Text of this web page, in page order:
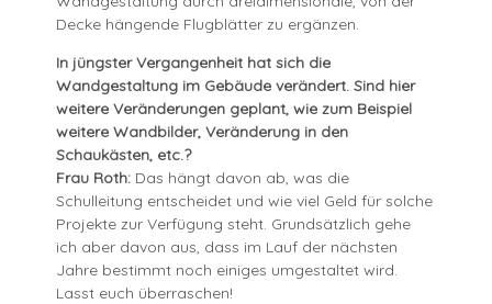
Decke hängende Flugblätter zu ergänzen.
In jüngster Vergangenheit hat sich die
Wandgestaltung im Gebäude verändert. Sind hier
weitere Veränderungen geplant, wie zum Beispiel
weitere Wandbilder, Veränderung in den
Schaukästen, etc.?
Frau Roth: Das hängt davon ab, was die
Schulleitung entscheidet und wie viel Geld für solche
Projekte zur Verfügung steht. Grundsätzlich gehe
ich aber davon aus, dass im Lauf der nächsten
Jahre bestimmt noch einiges umgestaltet wird.
Lasst euch überraschen!